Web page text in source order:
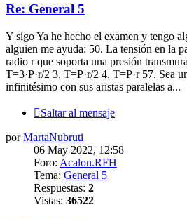
Re: General 5
Y sigo Ya he hecho el examen y tengo
alguien me ayuda: 50. La tensión en la
radio r que soporta una presión
T=3·P·r/2 3. T=P·r/2 4. T=P·r 57. Sea
infinitésimo con sus aristas paralelas a...
Saltar al mensaje
porMartaNubruti
06 May 2022, 12:58
Foro: Acalon.RFH
Tema: General 5
Respuestas: 2
Vistas: 36522